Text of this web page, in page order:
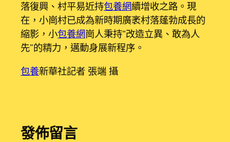
落復興、村平易近持包養網續增收之路。現
在，小崗村已成為新時期廣袤村落蓬勃成長的
縮影，小包養網崗人秉持“改造立異、敢為人
先”的精力，邁動身展新程序。
包養新華社記者 張端 攝
發佈留言